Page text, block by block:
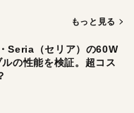
もっと見る
Seria（セリア）の60W
の性能を検証。超コス